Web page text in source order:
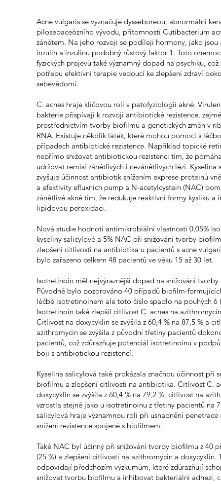
Acne vulgaris se vyznačuje dysseboreou, abnormální
pilosebaceózního vývodu, přítomností Cutibacterium
zánětem. Na jeho rozvoji se podílejí hormony, jako jsou
inzulin a inzulinu podobný růstový faktor 1. Toto
fyzických projevů také významný dopad na psychiku, což
potřebu efektivní terapie vedoucí ke zlepšení zdraví
sebevědomí.
C. acnes hraje klíčovou roli v patofyziologii akné.
bakterie přispívají k rozvoji antibiotické rezistence,
prostřednictvím tvorby biofilmu a genetických změn v
RNA. Existuje několik látek, které mohou pomoci s
případech antibiotické rezistence. Například topické
nepřímo snižovat antibiotickou rezistenci tím, že
udržovat remisi zánětlivých i nezánětlivých lézí. Kyselina
zvyšuje účinnost antibiotik snížením exprese proteinů
a efektivity efluxních pump a N-acetylcystein (NAC)
zánětlivé akné tím, že redukuje reaktivní formy kyslíku a
lipidovou peroxidaci.
Nová studie hodnotí antimikrobiální vlastnosti 0,05%
kyseliny salicylové a 5% NAC při snižování tvorby
zlepšení citlivosti na antibiotika u pacientů s acne
bylo zařazeno celkem 48 pacientů ve věku 15 až 30 let.
Isotretinoin měl nejvýraznější dopad na snižování
Původně bylo pozorováno 40 případů biofilm-
léčbě isotretinoinem ale toto číslo spadlo na pouhých 6
Isotretinoin také zlepšil citlivost C. acnes na
Citlivost na doxycyklin se zvýšila z 60,4 % na 87,5 % a
azithromycin se zvýšila z původní třetiny pacientů
pacientů, což zdůrazňuje potenciál isotretinoinu v
boji s antibiotickou rezistencí.
Kyselina salicylová také prokázala značnou účinnost při
biofilmu a zlepšení citlivosti na antibiotika. Citlivost C.
doxycyklin se zvýšila z 60,4 % na 79,2 %, citlivost na
vzrostla stejně jako u isotretinoinu z třetiny pacientů na
salicylová hraje významnou roli při usnadnění
snížení rezistence spojené s biofilmem.
Také NAC byl účinný při snižování tvorby biofilmu z 40
(25 %) a zlepšení citlivosti na azithromycin a doxycyklin.
odpovídají předchozím výzkumům, které zdůrazňují
snižovat tvorbu biofilmu a inhibovat bakteriální adhezi,